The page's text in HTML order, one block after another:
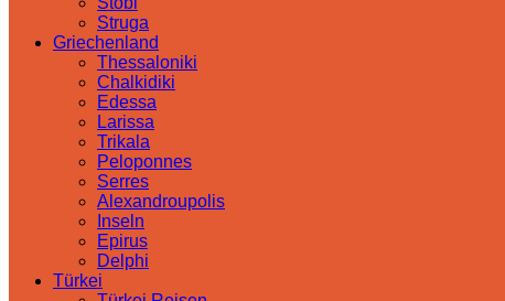
Struga
Griechenland
Thessaloniki
Chalkidiki
Edessa
Larissa
Trikala
Peloponnes
Serres
Alexandroupolis
Inseln
Epirus
Delphi
Türkei